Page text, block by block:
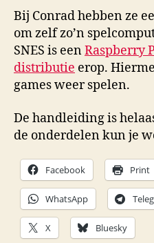
Bij Conrad hebben ze
om zelf zo’n
SNES is eenRaspberry
distributie erop.
games weer spelen.
De handleiding is
de onderdelen kun je
Facebook Print
WhatsApp
X Bluesky